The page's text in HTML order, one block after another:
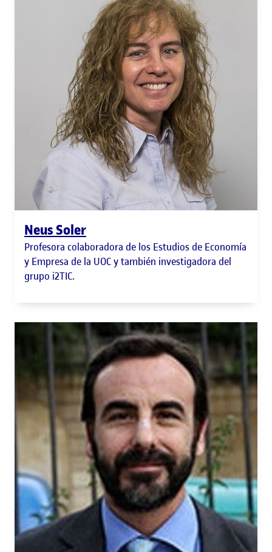
Neus Soler
Profesora colaboradora de los Estudios de Economía
y Empresa de la UOC y también investigadora del
grupo i2TIC.